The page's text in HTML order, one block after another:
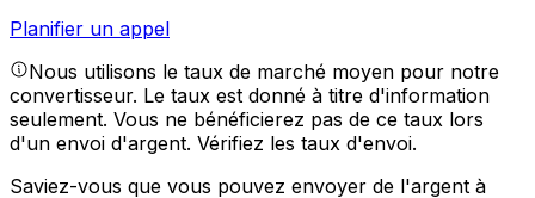
Planifier un appel
Nous utilisons le taux de marché moyen pour notre
convertisseur. Le taux est donné à titre d'information
seulement. Vous ne bénéficierez pas de ce taux lors
d'un envoi d'argent. Vérifiez les taux d'envoi.
Saviez-vous que vous pouvez envoyer de l'argent à